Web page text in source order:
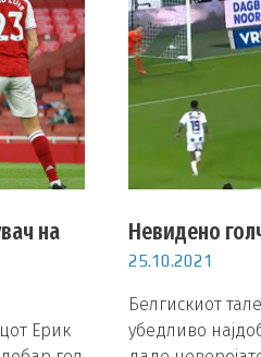
на
Ерик
Невидено
25.10.2021
Белгискиот
убедливо